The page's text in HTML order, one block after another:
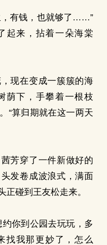
有钱，也就够了……”
起来，拈着一朵海棠
现在变成一簇簇的海
荫下，手攀着一根枝
“算归期就在这一两天
芳穿了一件新做好的
发卷成波浪式，满面
正碰到王友松走来。
你到公园去玩玩，多
我那更妙了，怎么